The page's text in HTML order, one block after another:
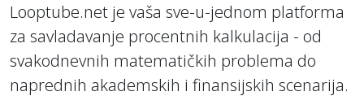
Looptube.net je vaša sve-u-jednom platforma
za savladavanje procentnih kalkulacija - od
svakodnevnih matematičkih problema do
naprednih akademskih i finansijskih scenarija.